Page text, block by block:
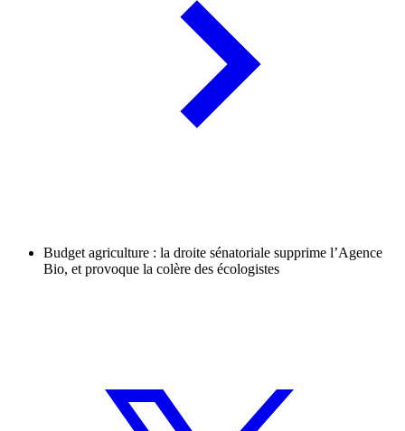
Budget agriculture : la droite sénatoriale supprime l’Agence
Bio, et provoque la colère des écologistes